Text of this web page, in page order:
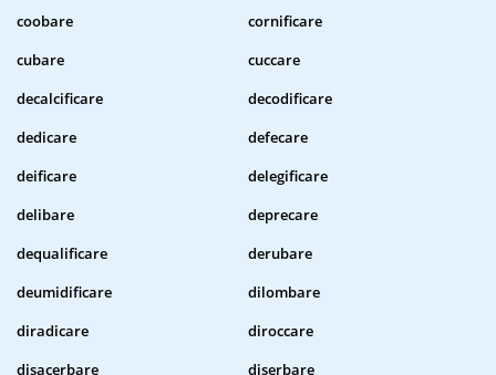
coobare
cornificare
cubare
cuccare
decalcificare
decodificare
dedicare
defecare
deificare
delegificare
delibare
deprecare
dequalificare
derubare
deumidificare
dilombare
diradicare
diroccare
disacerbare
diserbare